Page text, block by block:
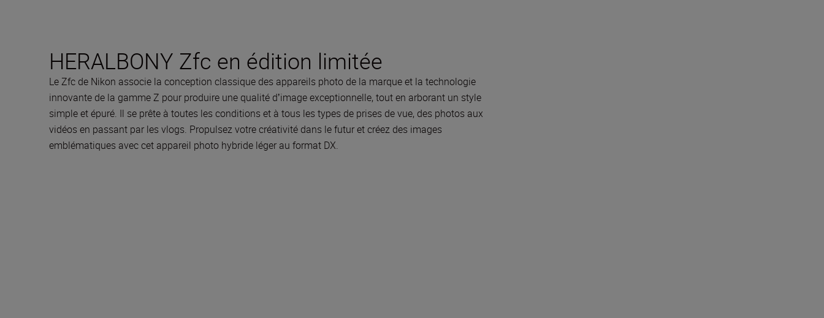
HERALBONY Zfc en édition limitée
Le Zfc de Nikon associe la conception classique des appareils photo de la marque et la technologie
innovante de la gamme Z pour produire une qualité dʼimage exceptionnelle, tout en arborant un style
simple et épuré. Il se prête à toutes les conditions et à tous les types de prises de vue, des photos aux
vidéos en passant par les vlogs. Propulsez votre créativité dans le futur et créez des images
emblématiques avec cet appareil photo hybride léger au format DX.